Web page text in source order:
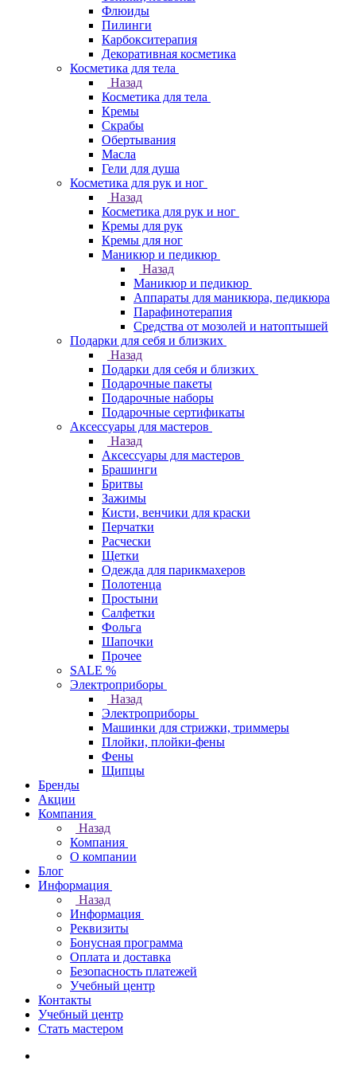
Флюиды
Пилинги
Карбокситерапия
Декоративная косметика
Косметика для тела
Назад
Косметика для тела
Кремы
Скрабы
Обертывания
Масла
Гели для душа
Косметика для рук и ног
Назад
Косметика для рук и ног
Кремы для рук
Кремы для ног
Маникюр и педикюр
Назад
Маникюр и педикюр
Аппараты для маникюра, педикюра
Парафинотерапия
Средства от мозолей и натоптышей
Подарки для себя и близких
Назад
Подарки для себя и близких
Подарочные пакеты
Подарочные наборы
Подарочные сертификаты
Аксессуары для мастеров
Назад
Аксессуары для мастеров
Брашинги
Бритвы
Зажимы
Кисти, венчики для краски
Перчатки
Расчески
Щетки
Одежда для парикмахеров
Полотенца
Простыни
Салфетки
Фольга
Шапочки
Прочее
SALE %
Электроприборы
Назад
Электроприборы
Машинки для стрижки, триммеры
Плойки, плойки-фены
Фены
Щипцы
Бренды
Акции
Компания
Назад
Компания
О компании
Блог
Информация
Назад
Информация
Реквизиты
Бонусная программа
Оплата и доставка
Безопасность платежей
Учебный центр
Контакты
Учебный центр
Стать мастером